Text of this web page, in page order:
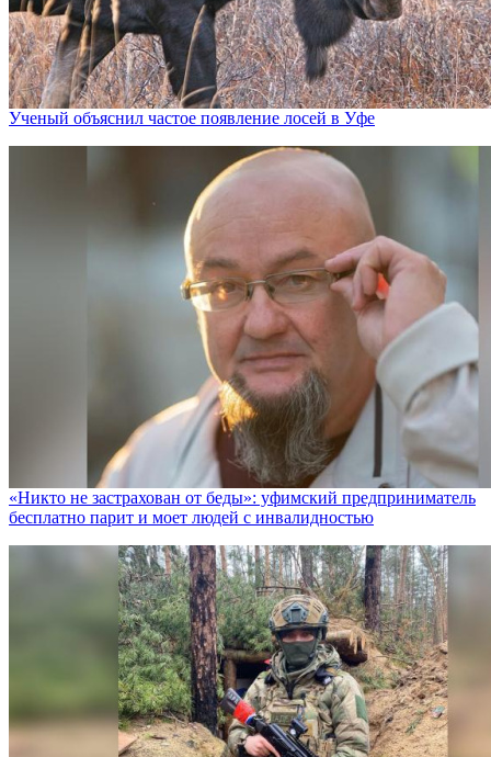
Ученый объяснил частое появление лосей в Уфе
«Никто не заcтрахован от беды»: уфимский предприниматель
бесплатно парит и моет людей с инвалидностью